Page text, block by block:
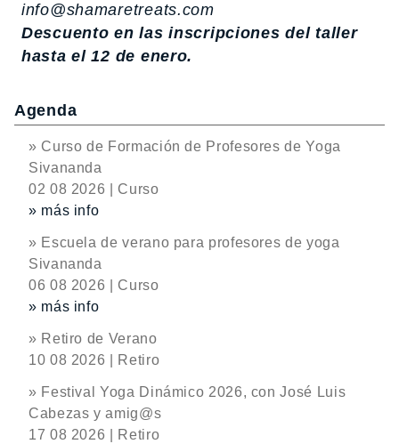
info@shamaretreats.com
Descuento en las inscripciones del taller
hasta el 12 de enero.
Agenda
» Curso de Formación de Profesores de Yoga
Sivananda
02 08 2026 | Curso
» más info
» Escuela de verano para profesores de yoga
Sivananda
06 08 2026 | Curso
» más info
» Retiro de Verano
10 08 2026 | Retiro
» Festival Yoga Dinámico 2026, con José Luis
Cabezas y amig@s
17 08 2026 | Retiro